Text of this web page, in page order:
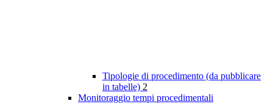
Tipologie di procedimento (da pubblicare
in tabelle) 2
Monitoraggio tempi procedimentali